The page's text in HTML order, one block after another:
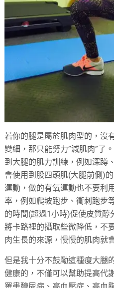
若你的腿是屬於肌肉型的，沒
變細，那只能努力”減肌肉”了
到大腿的肌力訓練，例如深蹲
會使用到股四頭肌(大腿前側)
運動，做的有氧運動也不要利
率，例如爬坡跑步、衝刺跑步
的時間(超過1小時)促使皮質醇
將卡路裡的攝取些微降低，不
肉生長的來源，慢慢的肌肉就
但是我十分不鼓勵這種瘦大腿
健康的，不僅可以幫助提高代